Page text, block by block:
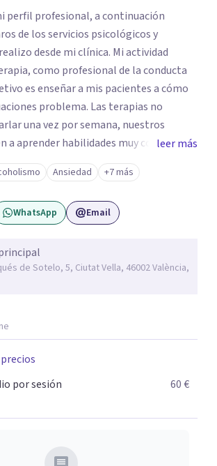
perfil profesional, a continuación
de los servicios psicológicos y
desde mi clínica. Mi actividad
como profesional de la conducta
es enseñar a mis pacientes a cómo
problema. Las terapias no
una vez por semana, nuestros
a aprender habilidades muy concretas
problema, y que practican de sesión a
es conseguir que el paciente controle
vida sin depender o necesitar siempre
y congresos nacionales, destinados a la
Psicología Clínica y las
Además de realizar comunicaciones
e internacionales destinados a
de Patología Dual (SEPD).
el programa de radio “Hoy,
en la 88.8 FM, en el que se abordan
e interés sobre psicología.
leer más
Ansiedad +7 más
WhatsApp Email
de Sotelo, 5, Ciutat Vella, 46002 València,
por sesión
60 €